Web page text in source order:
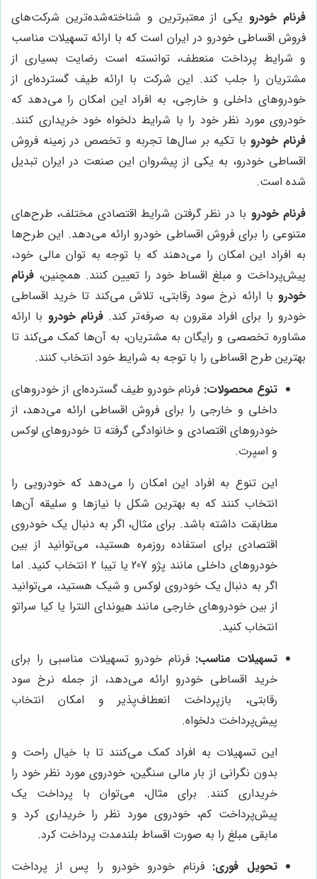
فرنام خودرو یکی از معتبرترین و شناخته‌شده‌ترین شرکت‌های
فروش اقساطی خودرو در ایران است که با ارائه تسهیلات مناسب
و شرایط پرداخت منعطف، توانسته است رضایت بسیاری از
مشتریان را جلب کند. این شرکت با ارائه طیف گسترده‌ای از
خودروهای داخلی و خارجی، به افراد این امکان را می‌دهد که
خودروی مورد نظر خود را با شرایط دلخواه خود خریداری کنند.
فرنام خودرو با تکیه بر سال‌ها تجربه و تخصص در زمینه فروش
اقساطی خودرو، به یکی از پیشروان این صنعت در ایران تبدیل
شده است.
فرنام خودرو با در نظر گرفتن شرایط اقتصادی مختلف، طرح‌های
متنوعی را برای فروش اقساطی خودرو ارائه می‌دهد. این طرح‌ها
به افراد این امکان را می‌دهند که با توجه به توان مالی خود،
پیش‌پرداخت و مبلغ اقساط خود را تعیین کنند. همچنین، فرنام
خودرو با ارائه نرخ سود رقابتی، تلاش می‌کند تا خرید اقساطی
خودرو را برای افراد مقرون به صرفه‌تر کند.فرنام خودرو با ارائه
مشاوره تخصصی و رایگان به مشتریان، به آن‌ها کمک می‌کند تا
بهترین طرح اقساطی را با توجه به شرایط خود انتخاب کنند.
تنوع محصولات: فرنام خودرو طیف گسترده‌ای از خودروهای
داخلی و خارجی را برای فروش اقساطی ارائه می‌دهد، از
خودروهای اقتصادی و خانوادگی گرفته تا خودروهای لوکس
و اسپرت.
این تنوع به افراد این امکان را می‌دهد که خودرویی را
انتخاب کنند که به بهترین شکل با نیازها و سلیقه آن‌ها
مطابقت داشته باشد. برای مثال، اگر به دنبال یک خودروی
اقتصادی برای استفاده روزمره هستید، می‌توانید از بین
خودروهای داخلی مانند پژو 207 یا تیبا 2 انتخاب کنید. اما
اگر به دنبال یک خودروی لوکس و شیک هستید، می‌توانید
از بین خودروهای خارجی مانند هیوندای النترا یا کیا سراتو
انتخاب کنید.
تسهیلات مناسب: فرنام خودرو تسهیلات مناسبی را برای
خرید اقساطی خودرو ارائه می‌دهد، از جمله نرخ سود
رقابتی، بازپرداخت انعطاف‌پذیر و امکان انتخاب
پیش‌پرداخت دلخواه.
این تسهیلات به افراد کمک می‌کنند تا با خیال راحت و
بدون نگرانی از بار مالی سنگین، خودروی مورد نظر خود را
خریداری کنند. برای مثال، می‌توان با پرداخت یک
پیش‌پرداخت کم، خودروی مورد نظر را خریداری کرد و
مابقی مبلغ را به صورت اقساط بلندمدت پرداخت کرد.
تحویل فوری: فرنام خودرو خودرو را پس از پرداخت